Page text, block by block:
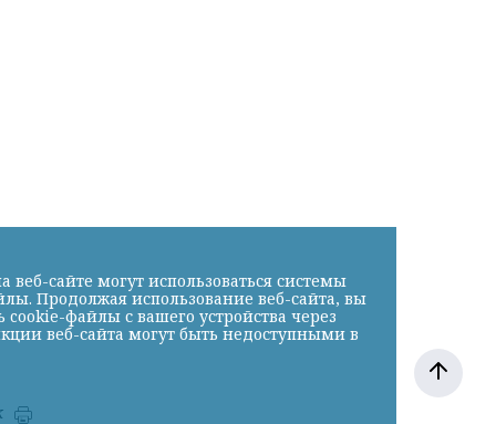
сайте могут использоваться системы
Продолжая использование веб-сайта, вы
файлы с вашего устройства через
веб-сайта могут быть недоступными в